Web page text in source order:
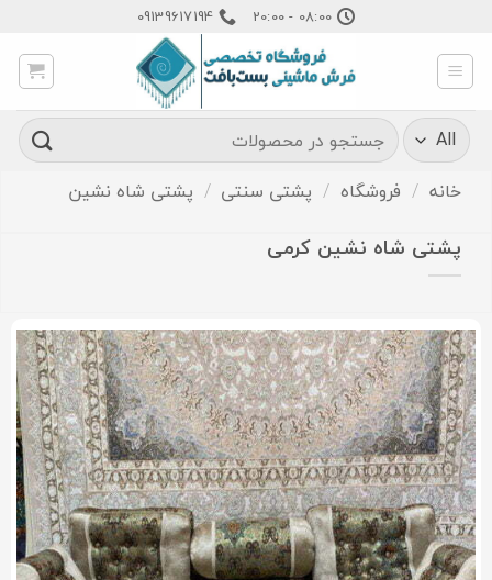
content
08:00 - 20:00
09139617194
جستجو
برای:
خانه / فروشگاه / پشتی سنتی / پشتی شاه نشین
پشتی شاه نشین کرمی